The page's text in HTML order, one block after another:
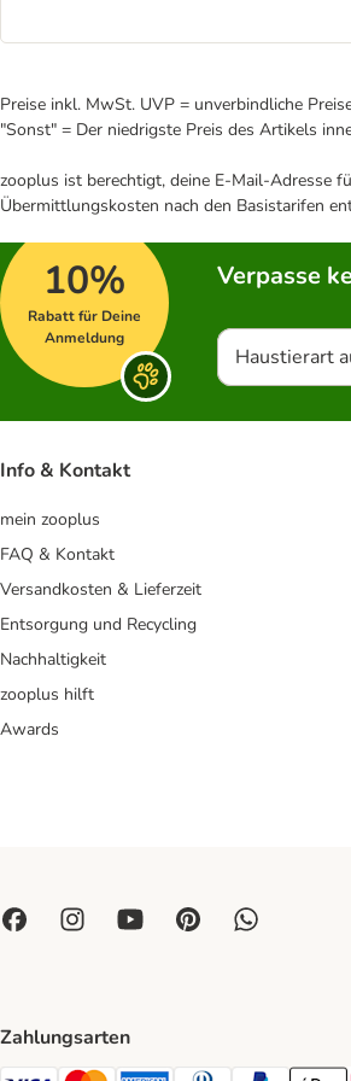
Preise inkl. MwSt. UVP = unverbindliche
"Sonst" = Der niedrigste Preis des Artikels
zooplus ist berechtigt, deine E-Mail-Adresse
Übermittlungskosten nach den Basistarifen
10%
Rabatt für Deine
Anmeldung
Verpasse
Haustierart
Info & Kontakt
mein zooplus
FAQ & Kontakt
Versandkosten & Lieferzeit
Entsorgung und Recycling
Nachhaltigkeit
zooplus hilft
Awards
Zahlungsarten